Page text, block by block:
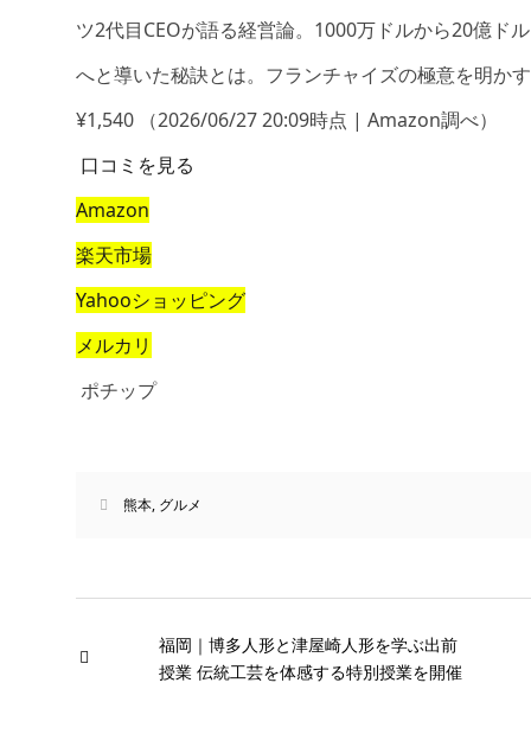
ツ2代目CEOが語る経営論。1000万ドルから20億ド
へと導いた秘訣とは。フランチャイズの極意を明か
¥1,540
（2026/06/27 20:09時点 | Amazon調べ）
口コミを見る
Amazon
楽天市場
Yahooショッピング
メルカリ
ポチップ
熊本, グルメ
福岡｜博多人形と津屋崎人形を学ぶ出前
授業 伝統工芸を体感する特別授業を開催